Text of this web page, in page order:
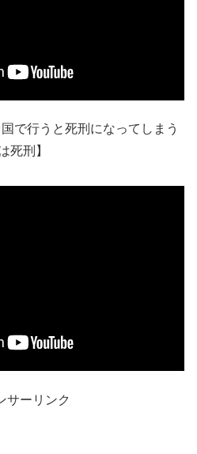
で行うと死刑になってしまう
死刑】
サーリンク